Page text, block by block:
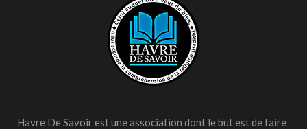
Havre De Savoir est une association dont le but est de faire